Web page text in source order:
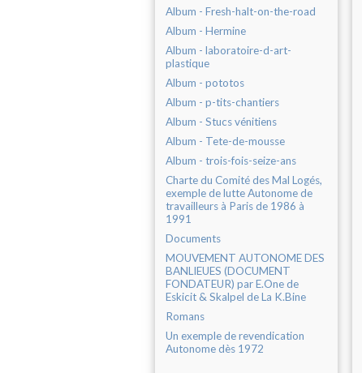
Album - Fresh-halt-on-the-road
Album - Hermine
Album - laboratoire-d-art-
plastique
Album - pototos
Album - p-tits-chantiers
Album - Stucs vénitiens
Album - Tete-de-mousse
Album - trois-fois-seize-ans
Charte du Comité des Mal Logés,
exemple de lutte Autonome de
travailleurs à Paris de 1986 à
1991
Documents
MOUVEMENT AUTONOME DES
BANLIEUES (DOCUMENT
FONDATEUR) par E.One de
Eskicit & Skalpel de La K.Bine
Romans
Un exemple de revendication
Autonome dès 1972